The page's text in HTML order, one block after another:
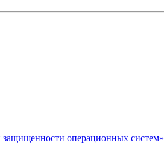
операционных систем»